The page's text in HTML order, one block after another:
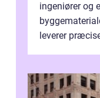
ingeniører og
leverer